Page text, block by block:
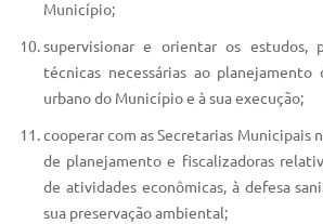
Município;
supervisionar e orientar os estudos,
técnicas necessárias ao planejamento
urbano do Município e à sua execução;
cooperar com as Secretarias Municipais
de planejamento e fiscalizadoras
de atividades econômicas, à defesa
sua preservação ambiental;